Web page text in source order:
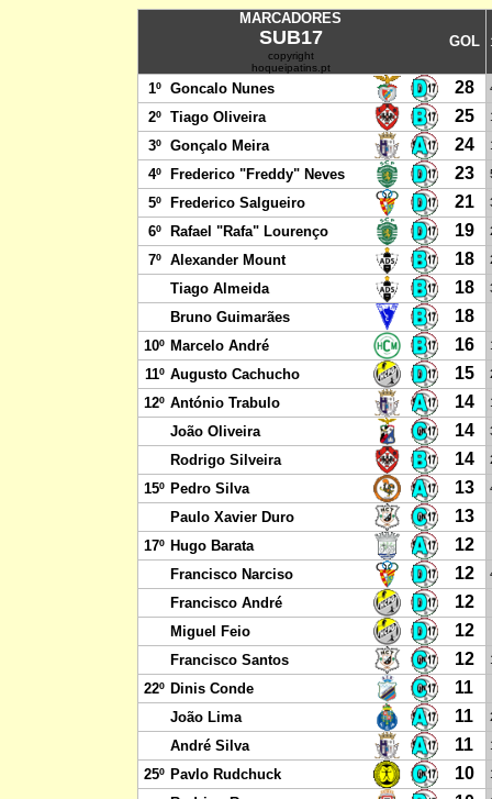
MARCADORES
SUB17
copyright
hoqueipatins.pt
GOL
1º Goncalo Nunes 28
2º Tiago Oliveira 25
3º Gonçalo Meira 24
4º Frederico "Freddy" Neves 23
5º Frederico Salgueiro 21
6º Rafael "Rafa" Lourenço 19
7º Alexander Mount 18
Tiago Almeida 18
Bruno Guimarães 18
10º Marcelo André 16
11º Augusto Cachucho 15
12º António Trabulo 14
João Oliveira 14
Rodrigo Silveira 14
15º Pedro Silva 13
Paulo Xavier Duro 13
17º Hugo Barata 12
Francisco Narciso 12
Francisco André 12
Miguel Feio 12
Francisco Santos 12
22º Dinis Conde 11
João Lima 11
André Silva 11
25º Pavlo Rudchuck 10